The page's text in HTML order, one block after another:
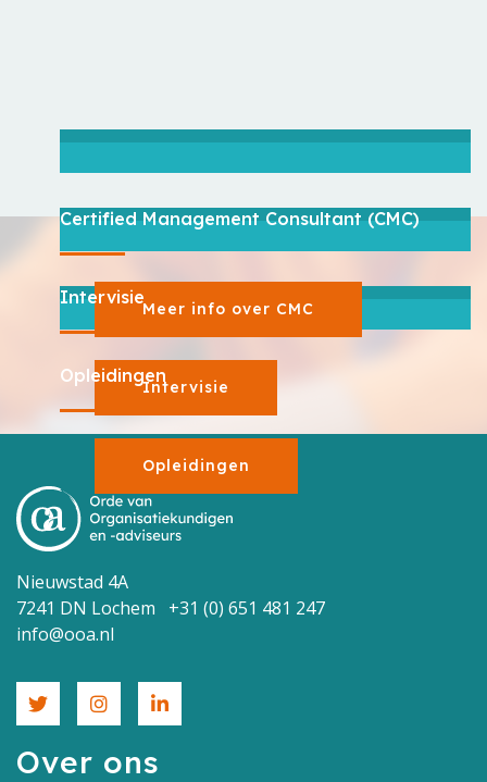
Certified Management Consultant (CMC)
Meer info over CMC
Intervisie
Intervisie
Opleidingen
Opleidingen
Nieuwstad 4A
7241 DN Lochem +31 (0) 651 481 247
info@ooa.nl
Over ons